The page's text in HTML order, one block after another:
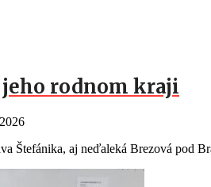
rodnom kraji
Štefánika, aj neďaleká Brezová pod